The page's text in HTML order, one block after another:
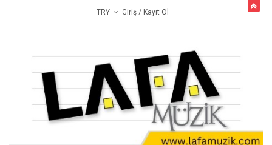
TRY Giriş / Kayıt Ol